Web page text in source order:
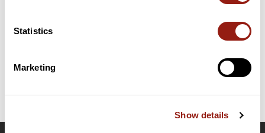
Statistics
Marketing
Show details